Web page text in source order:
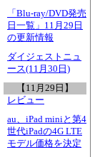
「Blu-ray/DVD発売
日一覧」11月29日
の更新情報
ダイジェストニュ
ース(11月30日)
【11月29日】
レビュー
au、iPad miniと第4
世代iPadの4G LTE
モデル価格を決定